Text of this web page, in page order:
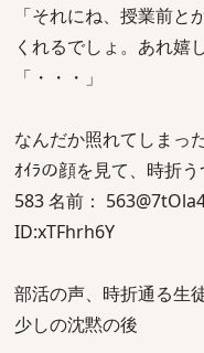
「それにね、授業前
くれるでしょ。あれ嬉
「・・・」
なんだか照れてしまった
ｵｲﾗの顔を見て、時折
583 名前：
ID:xTFhrh6Y
部活の声、時折通る生
少しの沈黙の後